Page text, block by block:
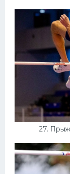
27.